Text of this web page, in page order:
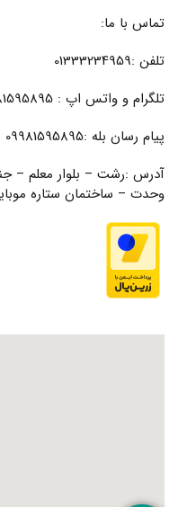
تماس با ما:
تلفن :01333234959
تلگرام و واتس اپ : 09981595895
پیام رسان بله :09981595895
آدرس :رشت – بلوار معلم –
وحدت – ساختمان ستاره